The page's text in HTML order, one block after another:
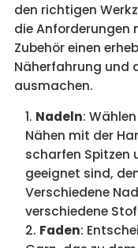
den richtigen
die Anforderungen
Zubehör einen
Näherfahrung und
ausmachen.
Nadeln:
Nähen mit der
scharfen Spitzen
geeignet sind,
Verschiedene
verschiedene
Faden: